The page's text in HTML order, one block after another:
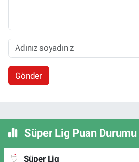
Gönder
Süper Lig Puan Durumu
Süper Lig